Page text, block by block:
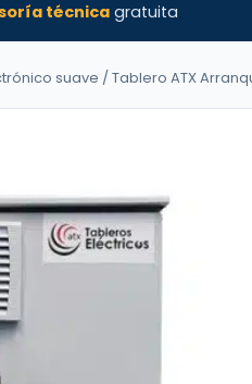
técnicagratuita
suave / Tablero ATX